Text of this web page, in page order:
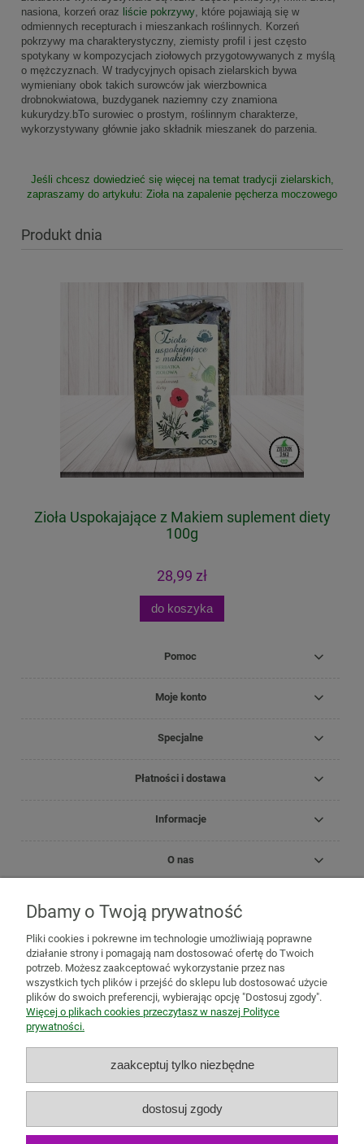
nasiona, korzeń oraz liście pokrzywy, które pojawiają się w
odmiennych recepturach i mieszankach roślinnych. Korzeń
pokrzywy ma charakterystyczny, ziemisty profil i jest często
spotykany w kompozycjach ziołowych przygotowywanych z myślą
o mężczyznach. W tradycyjnych opisach zielarskich bywa
wymieniany obok takich surowców jak wierzbownica
drobnokwiatowa, buzdyganek naziemny czy znamiona
kukurydzy.bTo surowiec o prostym, roślinnym charakterze,
wykorzystywany głównie jako składnik mieszanek do parzenia.
Jeśli chcesz dowiedzieć się więcej na temat tradycji zielarskich,
zapraszamy do artykułu: Zioła na zapalenie pęcherza moczowego
Produkt dnia
Zioła Uspokajające z Makiem suplement diety
100g
28,99 zł
do koszyka
Pomoc
Moje konto
Specjalne
Płatności i dostawa
Informacje
O nas
Copyright Zielnik Jagi
Mazidła, maści, oleje lecznicze Olejki Olejki eteryczne
Olejki
pielęgnacyjne
Kosmetyki Biomika
Black for White
Medicprogress
Sól do kąpieli Zioła do kąpieli
Susze, herbatki
ziołowe i owocowe
Zioła jednorodne Mieszanki ziołowe
Zioła
mielone
Mieszanki owocowo-ziołowe
Herbatki funkcjonalne
Zioła na trawienie i wzdęcia
koncentrację i stres
Adaptogeny
Zioła na wieczną młodość
Zioła dla aktywnych
Zioła dla kobiet Zioła dla mężczyzn
Zioła i
Suplementy diety Natura Wita
z ziołami
Herbatki ekspresowe Zioła ekologiczne
Owoce
Dbamy o Twoją prywatność
Pliki cookies i pokrewne im technologie umożliwiają poprawne
działanie strony i pomagają nam dostosować ofertę do Twoich
potrzeb. Możesz zaakceptować wykorzystanie przez nas
wszystkich tych plików i przejść do sklepu lub dostosować użycie
plików do swoich preferencji, wybierając opcję "Dostosuj zgody".
Więcej o plikach cookies przeczytasz w naszej Polityce
prywatności.
zaakceptuj tylko niezbędne
dostosuj zgody